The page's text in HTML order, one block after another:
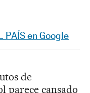
Sociales
PAÍS en Google
de
parece cansado